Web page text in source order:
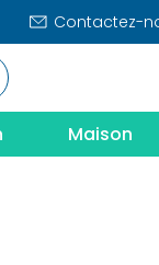
Contactez-
Maison